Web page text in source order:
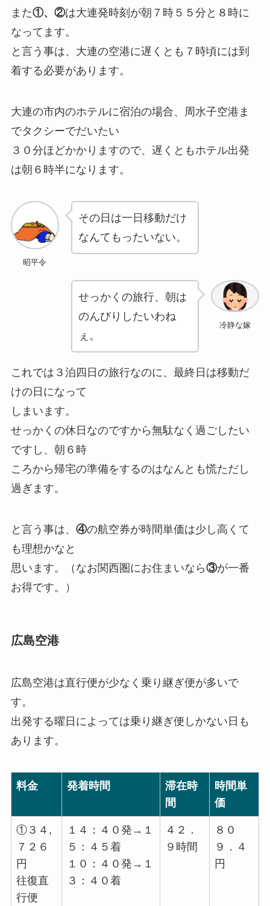
また①、②は大連発時刻が朝７時５５分と８時に
なってます。
と言う事は、大連の空港に遅くとも７時頃には到
着する必要があります。
大連の市内のホテルに宿泊の場合、周水子空港ま
でタクシーでだいたい
３０分ほどかかりますので、遅くともホテル出発
は朝６時半になります。
昭平令
その日は一日移動だけ
なんてもったいない。
冷静な嫁
せっかくの旅行、朝は
のんびりしたいわね
ぇ。
これでは３泊四日の旅行なのに、最終日は移動だ
けの日になって
しまいます。
せっかくの休日なのですから無駄なく過ごしたい
ですし、朝６時
ころから帰宅の準備をするのはなんとも慌ただし
過ぎます。
と言う事は、 ④の航空券が時間単価は少し高くて
も理想かなと
思います。（なお関西圏にお住まいなら③が一番
お得です。）
広島空港
広島空港は直行便が少なく乗り継ぎ便が多いで
す。
出発する曜日によっては乗り継ぎ便しかない日も
あります。
料金 発着時間
滞在時
間
時間単
価
①３４,
７２６
円
往復直
行便
１４：４０発→１
５：４５着
１０：４０発→１
３：４０着
４２．
９時間
８０
９．４
円